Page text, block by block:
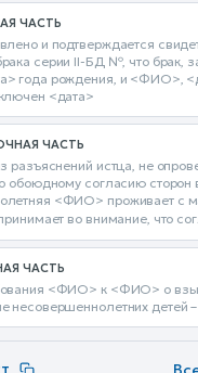
ЧАСТЬ
и подтверждается
серии II-БД №, что брак,
года рождения, и <ФИО>,
<дата>
ЧАСТЬ
разъяснений истца, не
обоюдному согласию
<ФИО> проживает с
во внимание, что
ЧАСТЬ
<ФИО> к <ФИО> о
несовершеннолетних детей